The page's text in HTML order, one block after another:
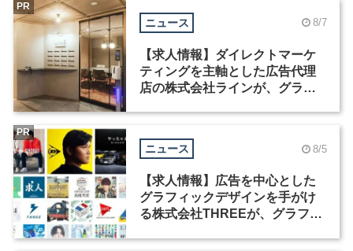
ニュース 8/7
【求人情報】ダイレクトマーケ
ティングを主軸とした広告代理
店の株式会社ラインが、グラフ
PR
ニュース 8/5
【求人情報】広告を中心とした
グラフィックデザインを手がけ
る株式会社THREEが、グラフィ
PR